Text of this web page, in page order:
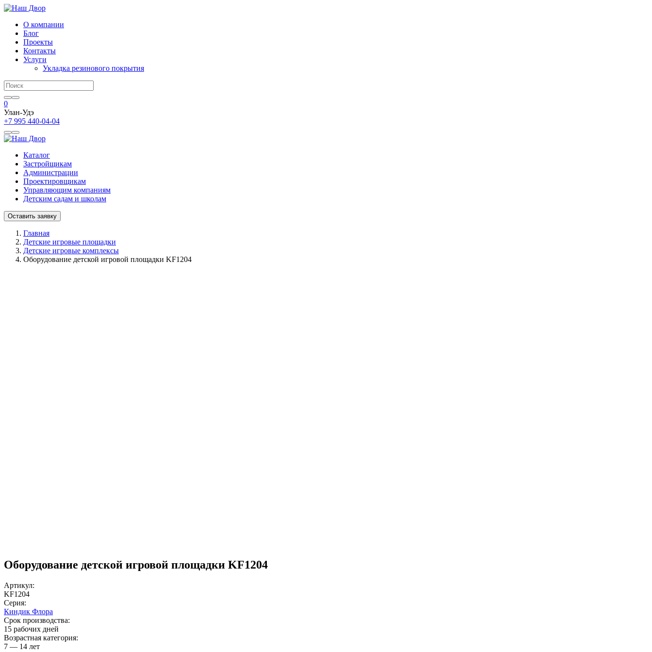
О компании
Блог
Проекты
Контакты
Услуги
Укладка резинового покрытия
0
Улан-Удэ
+7 995 440-04-04
Каталог
Застройщикам
Администрации
Проектировщикам
Управляющим компаниям
Детским садам и школам
Оставить заявку
Главная
Детские игровые площадки
Детские игровые комплексы
Оборудование детской игровой площадки KF1204
Оборудование детской игровой площадки KF1204
Артикул:
KF1204
Серия:
Киндик Флора
Срок производства:
15 рабочих дней
Возрастная категория:
7 — 14 лет